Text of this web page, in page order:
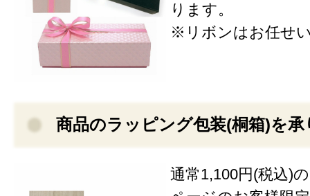
ります。
※リボンはお任せ
商品のラッピング包装(桐箱)を承
通常1,100円(税込)